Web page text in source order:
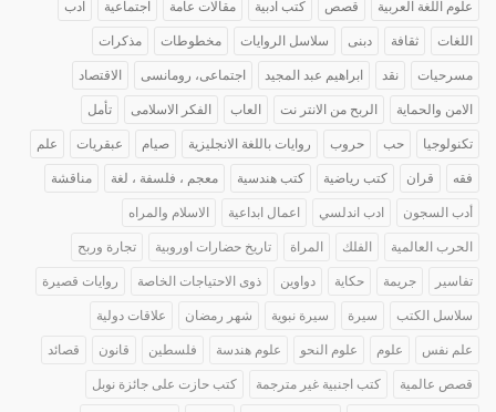
علوم اللغة العربية قصص كتب ادبية مقالات عامة اجتماعية ادب
اللغات ثقافة دبنى سلاسل الروايات مخطوطات مذكرات
مسرحيات نقد ابراهيم عبد المجيد اجتماعى، رومانسى الاقتصاد
الامن والحماية الربح من الانتر نت العاب الفكر الاسلامى تأمل
تكنولوجيا حب حروب روايات باللغة الانجليزية صيام عبقريات علم
فقه قران كتب رياضية كتب هندسية معجم ، فلسفة ، لغة مناقشة
أدب السجون ادب اندلسي اعمال ابداعية الاسلام والمراه
الحرب العالمية الفلك المراة تاريخ حضارات اوروبية تجارة وربح
تفاسير جريمة حكاية دواوين ذوى الاحتياجات الخاصة روايات قصيرة
سلاسل الكتب سيرة سيرة نبوية شهر رمضان علاقات دولية
علم نفس علوم علوم النحو علوم هندسة فلسطين قانون قصائد
قصص عالمية كتب اجنبية غير مترجمة كتب حازت على جائزة نوبل